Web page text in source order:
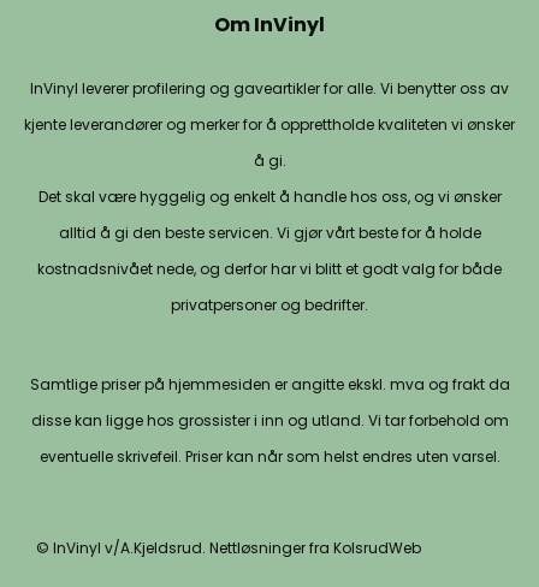
Om InVinyl
InVinyl leverer profilering og gaveartikler for alle. Vi benytter oss av
kjente leverandører og merker for å opprettholde kvaliteten vi ønsker
å gi.
Det skal være hyggelig og enkelt å handle hos oss, og vi ønsker
alltid å gi den beste servicen. Vi gjør vårt beste for å holde
kostnadsnivået nede, og derfor har vi blitt et godt valg for både
privatpersoner og bedrifter.
Samtlige priser på hjemmesiden er angitte ekskl. mva og frakt da
disse kan ligge hos grossister i inn og utland. Vi tar forbehold om
eventuelle skrivefeil. Priser kan når som helst endres uten varsel.
© InVinyl v/A.Kjeldsrud. Nettløsninger fra KolsrudWeb